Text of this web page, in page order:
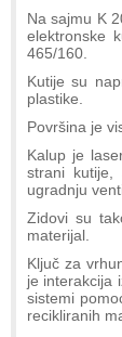
Na sajmu K
elektronske
465/160.
Kutije su
plastike.
Površina je
Kalup je
strani kutije,
ugradnju
Zidovi su
materijal.
Ključ za
je interakcija
sistemi
recikliranih